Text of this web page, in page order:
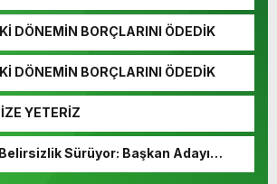
DÖNEMİN BORÇLARINI ÖDEDİK
DÖNEMİN BORÇLARINI ÖDEDİK
YETERİZ
Sürüyor: Başkan Adayı